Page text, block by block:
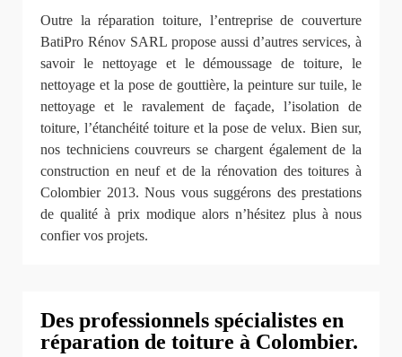
Outre la réparation toiture, l’entreprise de couverture
BatiPro Rénov SARL propose aussi d’autres services, à
savoir le nettoyage et le démoussage de toiture, le
nettoyage et la pose de gouttière, la peinture sur tuile, le
nettoyage et le ravalement de façade, l’isolation de
toiture, l’étanchéité toiture et la pose de velux. Bien sur,
nos techniciens couvreurs se chargent également de la
construction en neuf et de la rénovation des toitures à
Colombier 2013. Nous vous suggérons des prestations
de qualité à prix modique alors n’hésitez plus à nous
confier vos projets.
Des professionnels spécialistes en
réparation de toiture à Colombier.